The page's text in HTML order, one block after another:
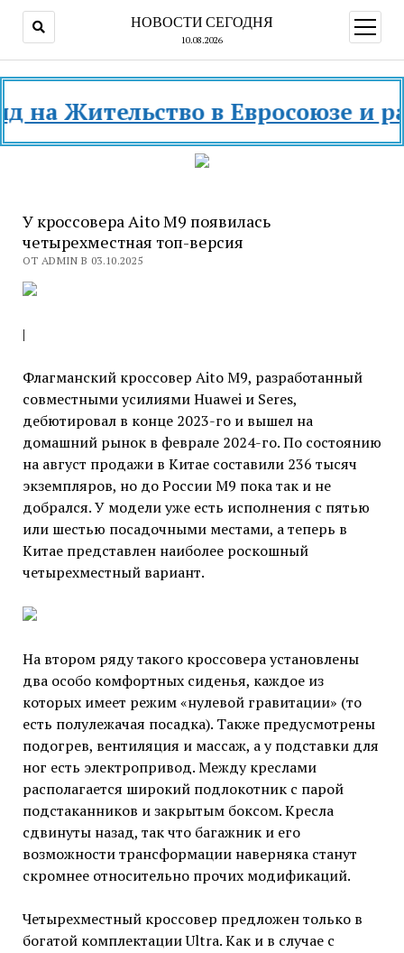
НОВОСТИ СЕГОДНЯ
10.08.2026
меню
Жительство в Евросоюзе и
У кроссовера Aito M9 появилась
четырехместная топ-версия
ОТ ADMIN В 03.10.2025
|
Флагманский кроссовер Aito M9, разработанный
совместными усилиями Huawei и Seres,
дебютировал в конце 2023-го и вышел на
домашний рынок в феврале 2024-го. По состоянию
на август продажи в Китае составили 236 тысяч
экземпляров, но до России M9 пока так и не
добрался. У модели уже есть исполнения с пятью
или шестью посадочными местами, а теперь в
Китае представлен наиболее роскошный
четырехместный вариант.
На втором ряду такого кроссовера установлены
два особо комфортных сиденья, каждое из
которых имеет режим «нулевой гравитации» (то
есть полулежачая посадка). Также предусмотрены
подогрев, вентиляция и массаж, а у подставки для
ног есть электропривод. Между креслами
располагается широкий подлокотник с парой
подстаканников и закрытым боксом. Кресла
сдвинуты назад, так что багажник и его
возможности трансформации наверняка станут
скромнее относительно прочих модификаций.
Четырехместный кроссовер предложен только в
богатой комплектации Ultra. Как и в случае с